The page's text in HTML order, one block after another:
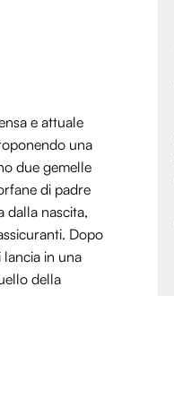
e attuale
una
due gemelle
di padre
dalla nascita,
Dopo
lancia in una
della